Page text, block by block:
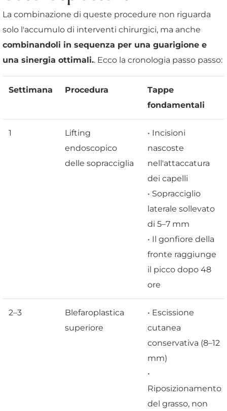
La combinazione di queste procedure non riguarda
solo l'accumulo di interventi chirurgici, ma anche
combinandoli in sequenza per una guarigione e
una sinergia ottimali.. Ecco la cronologia passo passo:
Settimana Procedura
Tappe
fondamentali
1
Lifting
endoscopico
delle sopracciglia
• Incisioni
nascoste
nell'attaccatura
dei capelli
• Sopracciglio
laterale sollevato
di 5–7 mm
• Il gonfiore della
fronte raggiunge
il picco dopo 48
ore
2–3
Blefaroplastica
superiore
• Escissione
cutanea
conservativa (8–12
mm)
•
Riposizionamento
del grasso, non